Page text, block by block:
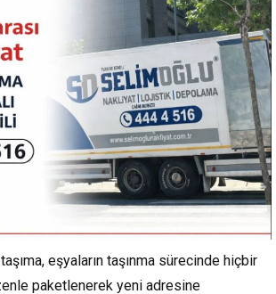
eşyaların taşınma sürecinde hiçbir
paketlenerek yeni adresine